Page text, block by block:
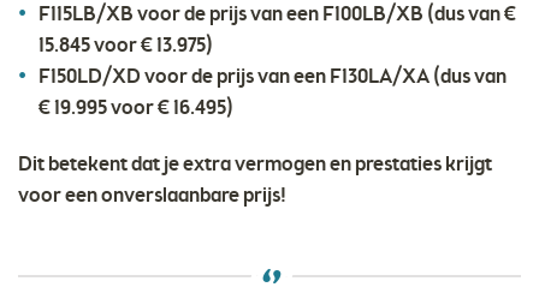
F115LB/XB voor de prijs van een F100LB/XB (dus van €
15.845 voor € 13.975)
F150LD/XD voor de prijs van een F130LA/XA (dus van
€ 19.995 voor € 16.495)
Dit betekent dat je extra vermogen en prestaties krijgt
voor een onverslaanbare prijs!